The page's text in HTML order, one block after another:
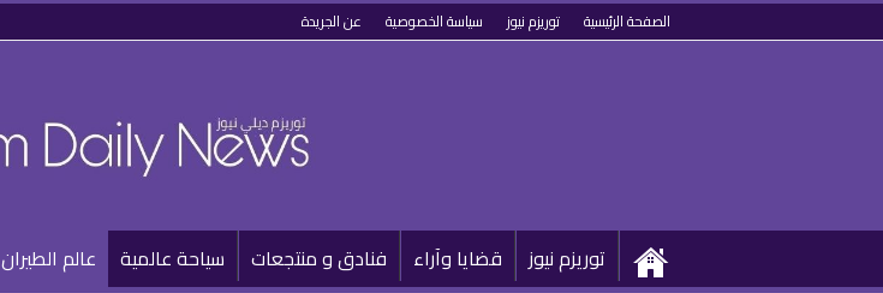
الصفحة الرئيسية توريزم نيوز سياسة الخصوصية عن الجريدة
توريزم نيوز قضايا وآراء فنادق و منتجعات سياحة عالمية عالم الطيران